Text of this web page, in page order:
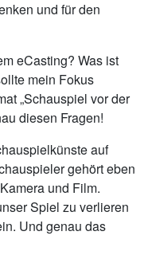
und für den
eCasting? Was ist
mein Fokus
„Schauspiel vor der
diesen Fragen!
auf
gehört eben
und Film.
Spiel zu verlieren
Und genau das